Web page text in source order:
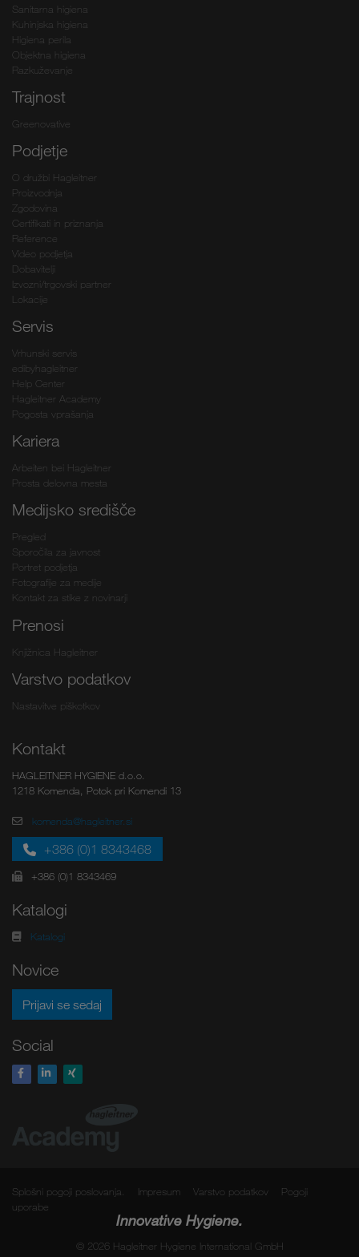
Sanitarna higiena
Kuhinjska higiena
Higiena perila
Objektna higiena
Razkuževanje
Trajnost
Greenovative
Podjetje
O družbi Hagleitner
Proizvodnja
Zgodovina
Certifikati in priznanja
Reference
Video podjetja
Dobavitelji
Izvozni/trgovski partner
Lokacije
Servis
Vrhunski servis
edibyhagleitner
Help Center
Hagleitner Academy
Pogosta vprašanja
Kariera
Arbeiten bei Hagleitner
Prosta delovna mesta
Medijsko središče
Pregled
Sporočila za javnost
Portret podjetja
Fotografije za medije
Kontakt za stike z novinarji
Prenosi
Knjižnica Hagleitner
Varstvo podatkov
Nastavitve piškotkov
Kontakt
HAGLEITNER HYGIENE d.o.o.
1218 Komenda, Potok pri Komendi 13
komenda@hagleitner.si
+386 (0)1 8343468
+386 (0)1 8343469
Katalogi
Katalogi
Novice
Prijavi se sedaj
Social
Splošni pogoji poslovanja. Impresum Varstvo podatkov
Pogoji
uporabe
Innovative Hygiene.
© 2026 Hagleitner Hygiene International GmbH